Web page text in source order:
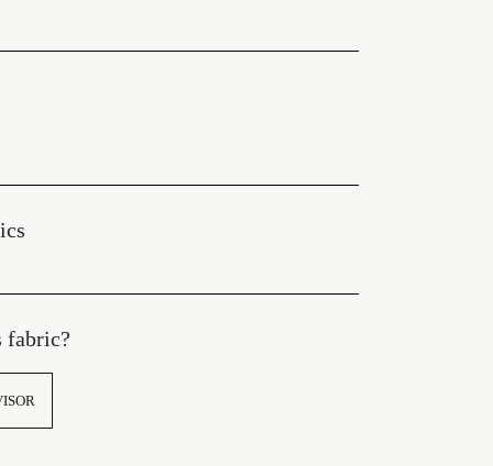
fabric?